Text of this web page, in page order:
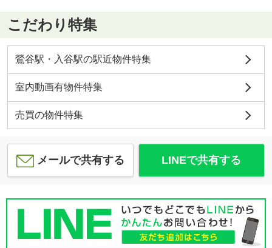
こだわり特集
鶯谷駅・入谷駅の駅近物件特集
室内動画有物件特集
売買の物件特集
メールで共有する LINEで共有する